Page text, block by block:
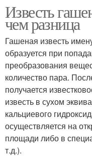
Известь
чем разница
Гашеная известь
образуется при
преобразования
количество пара.
получается
известь в сухом
кальциевого
осуществляется на
площади либо в
т.д.).